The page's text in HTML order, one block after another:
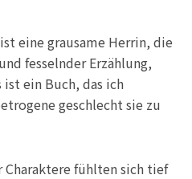
eine grausame Herrin, die
fesselnder Erzählung,
ein Buch, das ich
geschlecht sie zu
Charaktere fühlten sich tief